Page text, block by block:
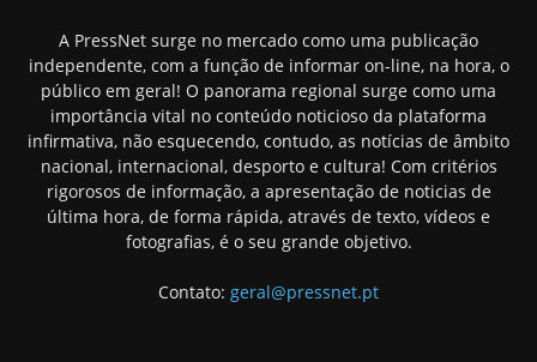
A PressNet surge no mercado como uma publicação
independente, com a função de informar on-line, na hora, o
público em geral! O panorama regional surge como uma
importância vital no conteúdo noticioso da plataforma
infirmativa, não esquecendo, contudo, as notícias de âmbito
nacional, internacional, desporto e cultura! Com critérios
rigorosos de informação, a apresentação de noticias de
última hora, de forma rápida, através de texto, vídeos e
fotografias, é o seu grande objetivo.
Contato: geral@pressnet.pt